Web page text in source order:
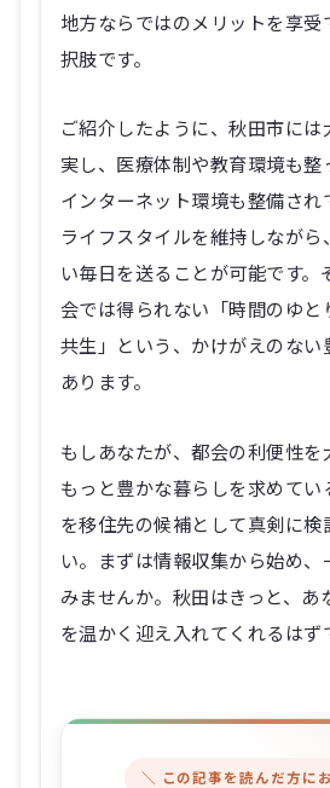
地方ならではのメリットを享
択肢です。
ご紹介したように、秋田市に
実し、医療体制や教育環境も整
インターネット環境も整備され
ライフスタイルを維持しなが
い毎日を送ることが可能です。
会では得られない「時間のゆと
共生」という、かけがえのない
あります。
もしあなたが、都会の利便性を
もっと豊かな暮らしを求めてい
を移住先の候補として真剣に検
い。まずは情報収集から始め、
みませんか。秋田はきっと、あ
を温かく迎え入れてくれるはず
＼ この記事を読んだ方に